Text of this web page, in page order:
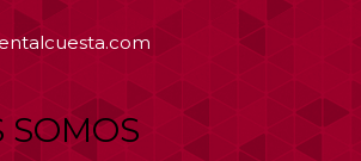
SOMOS